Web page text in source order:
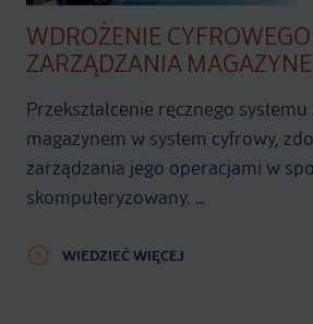
WDROŻENIE
ZARZĄDZANIA
Przekształcenie ręcznego
magazynem w system cyfrowy,
zarządzania jego operacjami w
skomputeryzowany. …
WIEDZIEĆ WIĘCEJ